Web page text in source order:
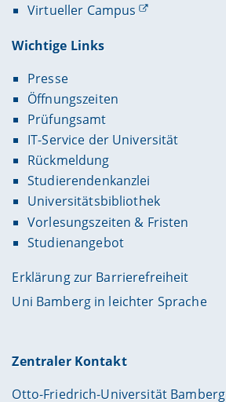
Virtueller Campus
Wichtige Links
Presse
Öffnungszeiten
Prüfungsamt
IT-Service der Universität
Rückmeldung
Studierendenkanzlei
Universitätsbibliothek
Vorlesungszeiten & Fristen
Studienangebot
Erklärung zur Barrierefreiheit
Uni Bamberg in leichter Sprache
Zentraler Kontakt
Otto-Friedrich-Universität Bamberg